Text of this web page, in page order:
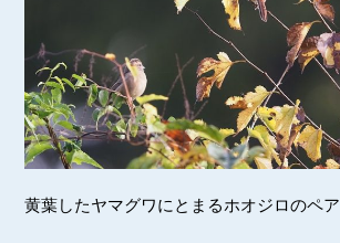
黄葉したヤマグワにとまるホオジロのペア